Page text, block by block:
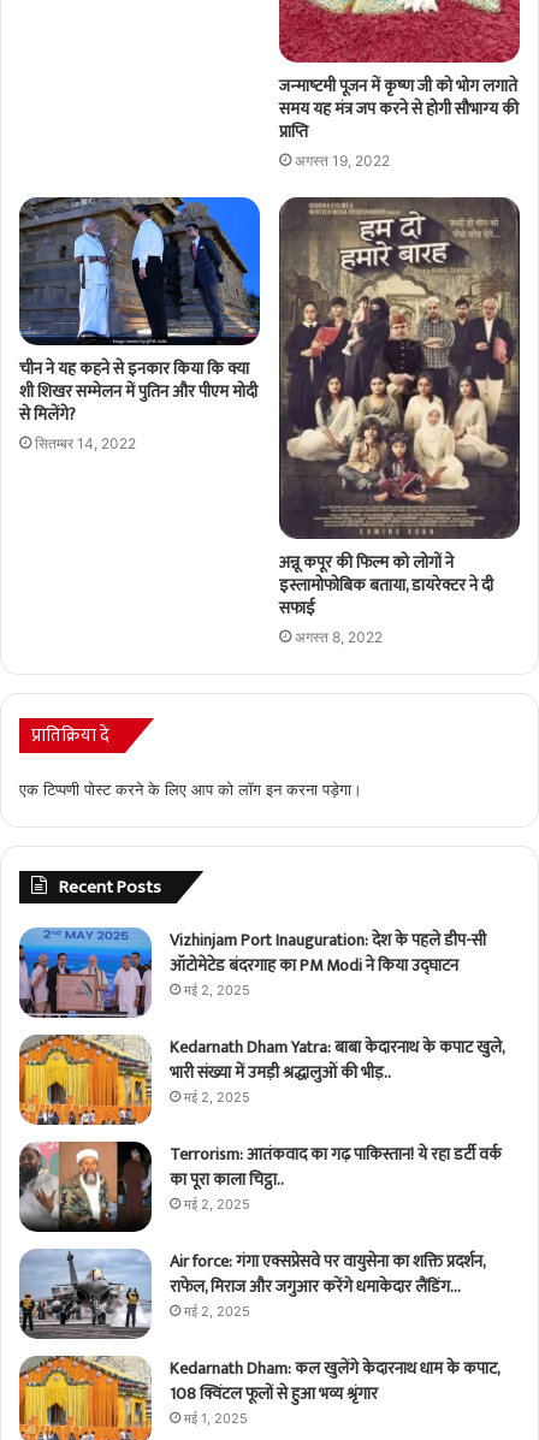
जन्‍माष्‍टमी पूजन में कृष्‍ण जी को भोग लगाते
समय यह मंत्र जप करने से होगी सौभाग्‍य की
प्राप्ति
अगस्त 19, 2022
चीन ने यह कहने से इनकार किया कि क्या
शी शिखर सम्मेलन में पुतिन और पीएम मोदी
से मिलेंगे?
सितम्बर 14, 2022
अन्नू कपूर की फिल्म को लोगों ने
इस्लामोफोबिक बताया, डायरेक्टर ने दी
सफाई
अगस्त 8, 2022
प्रातिक्रिया दे
एक टिप्पणी पोस्ट करने के लिए आप कोलॉग इनकरना पड़ेगा।
Recent Posts
Vizhinjam Port Inauguration: देश के पहले डीप-सी
ऑटोमेटेड बंदरगाह का PM Modi ने किया उद्घाटन
मई 2, 2025
Kedarnath Dham Yatra: बाबा केदारनाथ के कपाट खुले,
भारी संख्या में उमड़ी श्रद्धालुओं की भीड़..
मई 2, 2025
Terrorism: आतंकवाद का गढ़ पाकिस्तान! ये रहा डर्टी वर्क
का पूरा काला चिट्ठा..
मई 2, 2025
Air force: गंगा एक्सप्रेसवे पर वायुसेना का शक्ति प्रदर्शन,
राफेल, मिराज और जगुआर करेंगे धमाकेदार लैंडिंग…
मई 2, 2025
Kedarnath Dham: कल खुलेंगे केदारनाथ धाम के कपाट,
108 क्विंटल फूलों से हुआ भव्य श्रृंगार
मई 1, 2025